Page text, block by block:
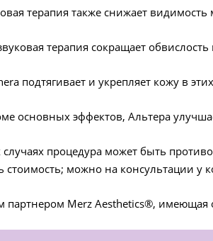
терапия также снижает
терапия сокращает
подтягивает и укрепляет кожу в
основных эффектов, Альтера
процедура может быть
можно на консультации у
партнером Merz Aesthetics®,